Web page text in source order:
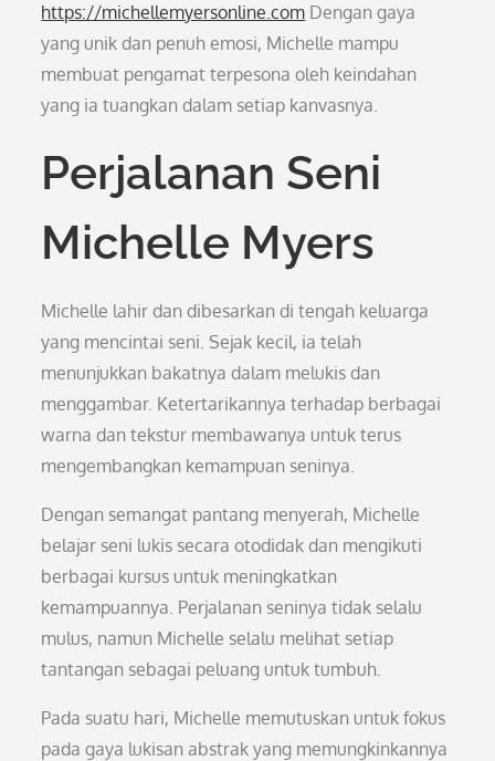
https://michellemyersonline.com Dengan gaya
yang unik dan penuh emosi, Michelle mampu
membuat pengamat terpesona oleh keindahan
yang ia tuangkan dalam setiap kanvasnya.
Perjalanan Seni
Michelle Myers
Michelle lahir dan dibesarkan di tengah keluarga
yang mencintai seni. Sejak kecil, ia telah
menunjukkan bakatnya dalam melukis dan
menggambar. Ketertarikannya terhadap berbagai
warna dan tekstur membawanya untuk terus
mengembangkan kemampuan seninya.
Dengan semangat pantang menyerah, Michelle
belajar seni lukis secara otodidak dan mengikuti
berbagai kursus untuk meningkatkan
kemampuannya. Perjalanan seninya tidak selalu
mulus, namun Michelle selalu melihat setiap
tantangan sebagai peluang untuk tumbuh.
Pada suatu hari, Michelle memutuskan untuk fokus
pada gaya lukisan abstrak yang memungkinkannya